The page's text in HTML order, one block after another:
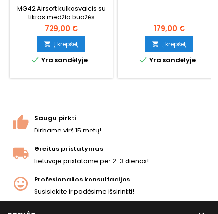
MG42 Airsoft kulkosvaidis su
tikros medžio buožės
729,00 €
 Į krepšelį
 Yra sandėlyje
179,00 €
 Į krepšelį
 Yra sandėlyje
Saugu pirkti
Dirbame virš 15 metų!
Greitas pristatymas
Lietuvoje pristatome per 2-3 dienas!
Profesionalios konsultacijos
Susisiekite ir padėsime išsirinkti!